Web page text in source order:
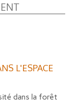
L'ESPACE
dans la forêt